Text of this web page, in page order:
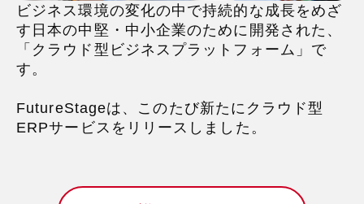
ビジネス環境の変化の中で持続的な成長をめざ
す日本の中堅・中小企業のために開発された、
「クラウド型ビジネスプラットフォーム」で
す。
FutureStageは、このたび新たにクラウド型
ERPサービスをリリースしました。